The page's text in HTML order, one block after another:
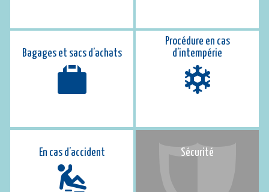
Bagages et sacs d’achats
Procédure en cas
d’intempérie
En cas d’accident Sécurité